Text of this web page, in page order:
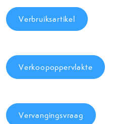
Verbruiksartikel
Verkoopoppervlakte
Vervangingsvraag